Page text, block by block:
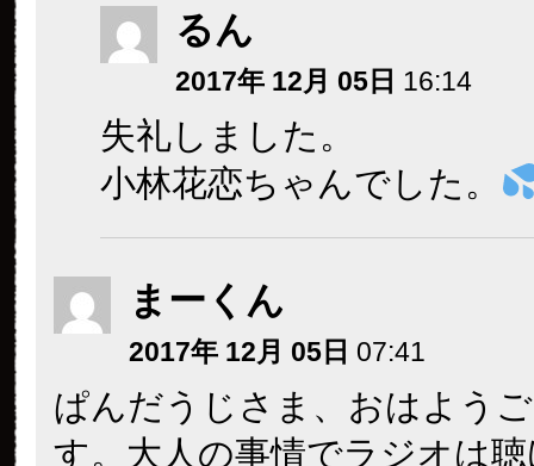
るん
2017年 12月 05日 16:14
失礼しました。
小林花恋ちゃんでした。
まーくん
2017年 12月 05日 07:41
ぱんだうじさま、おはよう
す。大人の事情でラジオは